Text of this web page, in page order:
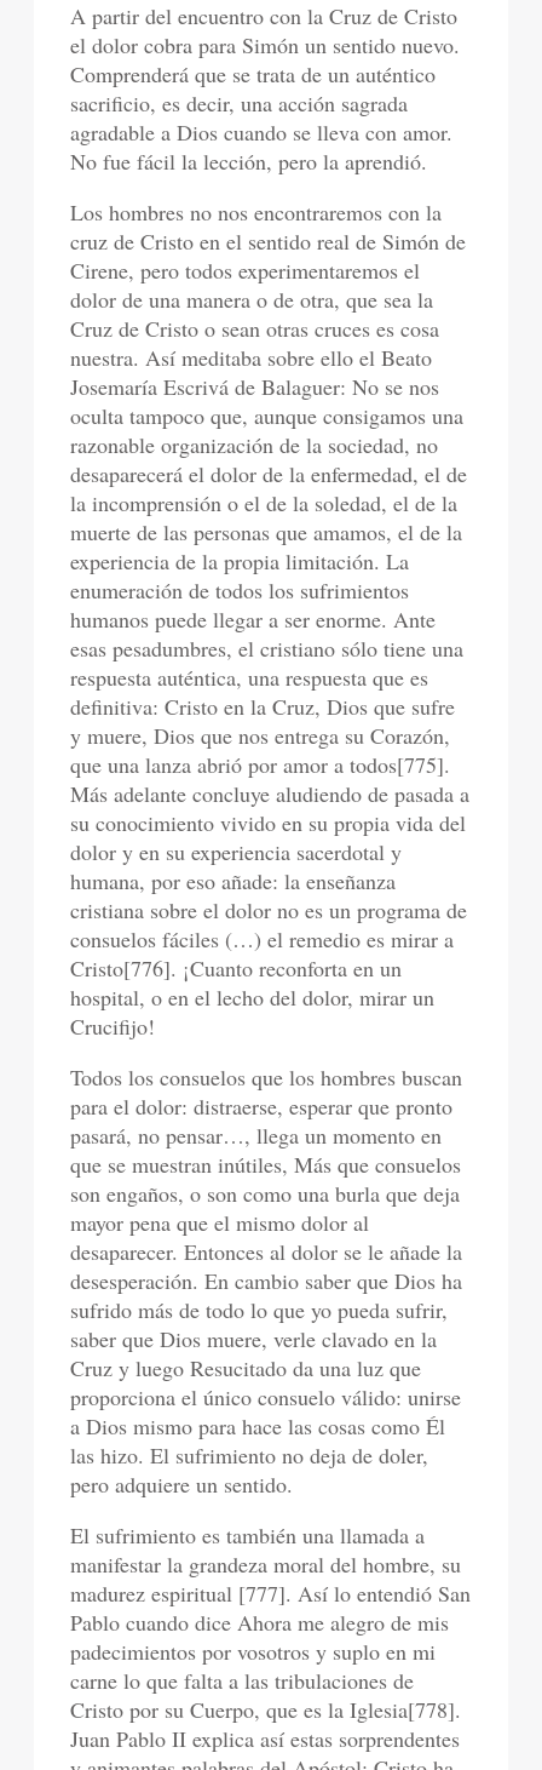
A partir del encuentro con la Cruz de Cristo
el dolor cobra para Simón un sentido nuevo.
Comprenderá que se trata de un auténtico
sacrificio, es decir, una acción sagrada
agradable a Dios cuando se lleva con amor.
No fue fácil la lección, pero la aprendió.
Los hombres no nos encontraremos con la
cruz de Cristo en el sentido real de Simón de
Cirene, pero todos experimentaremos el
dolor de una manera o de otra, que sea la
Cruz de Cristo o sean otras cruces es cosa
nuestra. Así meditaba sobre ello el Beato
Josemaría Escrivá de Balaguer: No se nos
oculta tampoco que, aunque consigamos una
razonable organización de la sociedad, no
desaparecerá el dolor de la enfermedad, el de
la incomprensión o el de la soledad, el de la
muerte de las personas que amamos, el de la
experiencia de la propia limitación. La
enumeración de todos los sufrimientos
humanos puede llegar a ser enorme. Ante
esas pesadumbres, el cristiano sólo tiene una
respuesta auténtica, una respuesta que es
definitiva: Cristo en la Cruz, Dios que sufre
y muere, Dios que nos entrega su Corazón,
que una lanza abrió por amor a todos[775].
Más adelante concluye aludiendo de pasada a
su conocimiento vivido en su propia vida del
dolor y en su experiencia sacerdotal y
humana, por eso añade: la enseñanza
cristiana sobre el dolor no es un programa de
consuelos fáciles (…) el remedio es mirar a
Cristo[776]. ¡Cuanto reconforta en un
hospital, o en el lecho del dolor, mirar un
Crucifijo!
Todos los consuelos que los hombres buscan
para el dolor: distraerse, esperar que pronto
pasará, no pensar…, llega un momento en
que se muestran inútiles, Más que consuelos
son engaños, o son como una burla que deja
mayor pena que el mismo dolor al
desaparecer. Entonces al dolor se le añade la
desesperación. En cambio saber que Dios ha
sufrido más de todo lo que yo pueda sufrir,
saber que Dios muere, verle clavado en la
Cruz y luego Resucitado da una luz que
proporciona el único consuelo válido: unirse
a Dios mismo para hace las cosas como Él
las hizo. El sufrimiento no deja de doler,
pero adquiere un sentido.
El sufrimiento es también una llamada a
manifestar la grandeza moral del hombre, su
madurez espiritual [777]. Así lo entendió San
Pablo cuando dice Ahora me alegro de mis
padecimientos por vosotros y suplo en mi
carne lo que falta a las tribulaciones de
Cristo por su Cuerpo, que es la Iglesia[778].
Juan Pablo II explica así estas sorprendentes